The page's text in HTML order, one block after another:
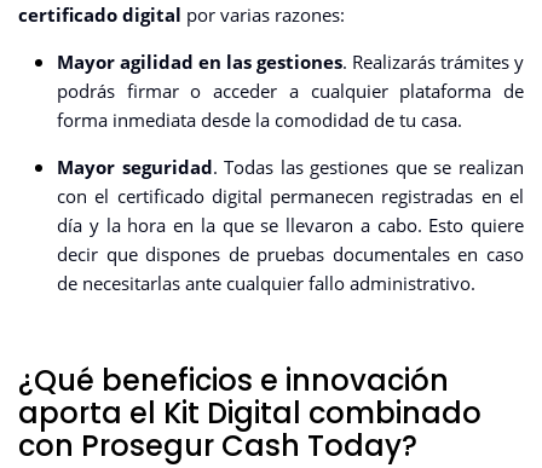
certificado digital por varias razones:
Mayor agilidad en las gestiones. Realizarás trámites y
podrás firmar o acceder a cualquier plataforma de
forma inmediata desde la comodidad de tu casa.
Mayor seguridad. Todas las gestiones que se realizan
con el certificado digital permanecen registradas en el
día y la hora en la que se llevaron a cabo. Esto quiere
decir que dispones de pruebas documentales en caso
de necesitarlas ante cualquier fallo administrativo.
¿Qué beneficios e innovación
aporta el Kit Digital combinado
con Prosegur Cash Today?